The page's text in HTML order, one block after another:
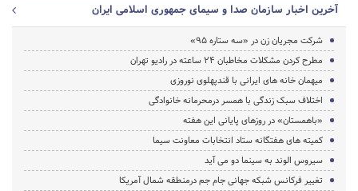
آخرین اخبار سازمان صدا و سیمای جمهوری اسلامی ایران
شرکت مجریان زن در «سه ستاره 95»
مطرح کردن مشکلات مخاطبان ۲۴ ساعته در رادیو تهران
میهمان خانه های ایرانی با قندپهلوی نوروزی
اختلاف سبک زندگی با همسر درمحرمانه خانوادگی
«باهمستان» در روزهای پایانی این هفته
کمیته های هفتگانه ستاد انتخابات معاونت سیما
سیروس الوند به سینما دو می آید
تغییر فرکانس شبکه جهانی جام جم درمنطقه شمال آمریکا